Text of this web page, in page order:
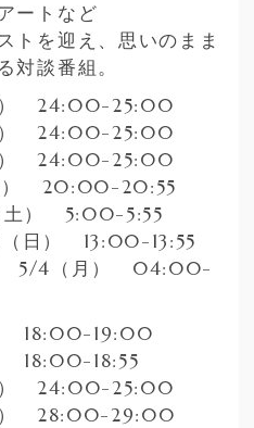
ートなど
トを迎え、思いのまま
げる対談番組。
） 24:00-25:00
） 24:00-25:00
） 24:00-25:00
） 20:00-20:55
土） 5:00-5:55
（日） 13:00-13:55
（月） 04:00-
18:00-19:00
18:00-18:55
） 24:00-25:00
） 28:00-29:00